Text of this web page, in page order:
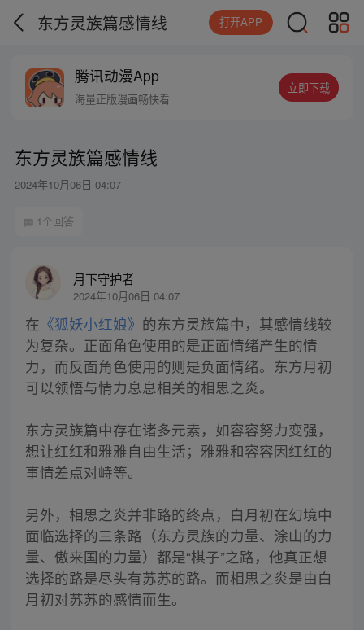
东方灵族篇感情线 打开APP
腾讯动漫App
海量正版漫画畅快看
立即下载
东方灵族篇感情线
2024年10月06日 04:07
1个回答
月下守护者
2024年10月06日 04:07
在 《狐妖小红娘》 的东方灵族篇中，其感情线较
为复杂。正面角色使用的是正面情绪产生的情
力，而反面角色使用的则是负面情绪。东方月初
可以领悟与情力息息相关的相思之炎。
东方灵族篇中存在诸多元素，如容容努力变强，
想让红红和雅雅自由生活；雅雅和容容因红红的
事情差点对峙等。
另外，相思之炎并非路的终点，白月初在幻境中
面临选择的三条路（东方灵族的力量、涂山的力
量、傲来国的力量）都是“棋子”之路，他真正想
选择的路是尽头有苏苏的路。而相思之炎是由白
月初对苏苏的感情而生。